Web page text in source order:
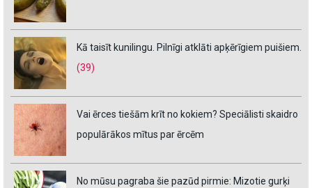
Kā taisīt kunilingu. Pilnīgi atklāti apķērīgiem puišiem.
(39)
Vai ērces tiešām krīt no kokiem? Speciālisti skaidro
populārākos mītus par ērcēm
No mūsu pagraba šie pazūd pirmie: Mizotie gurķi